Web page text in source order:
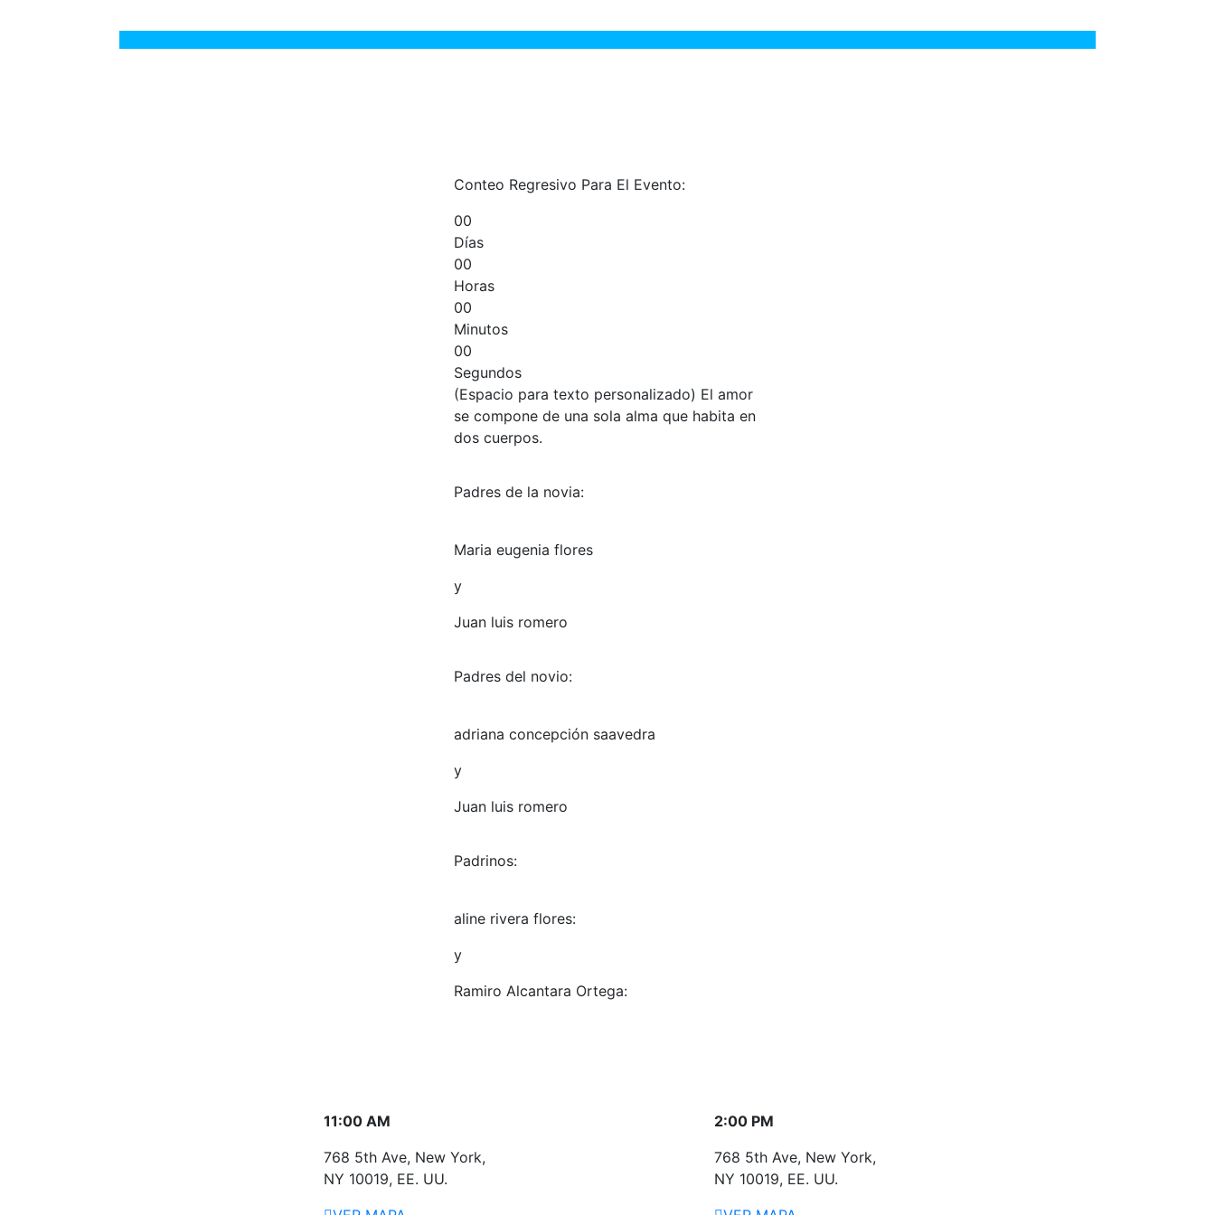
Conteo Regresivo Para El Evento:
00
Días
00
Horas
00
Minutos
00
Segundos
(Espacio para texto personalizado) El amor
se compone de una sola alma que habita en
dos cuerpos.
Padres de la novia:
Maria eugenia flores
y
Juan luis romero
Padres del novio:
adriana concepción saavedra
y
Juan luis romero
Padrinos:
aline rivera flores:
y
Ramiro Alcantara Ortega:
11:00 AM
768 5th Ave, New York,
NY 10019, EE. UU.
2:00 PM
768 5th Ave, New York,
NY 10019, EE. UU.